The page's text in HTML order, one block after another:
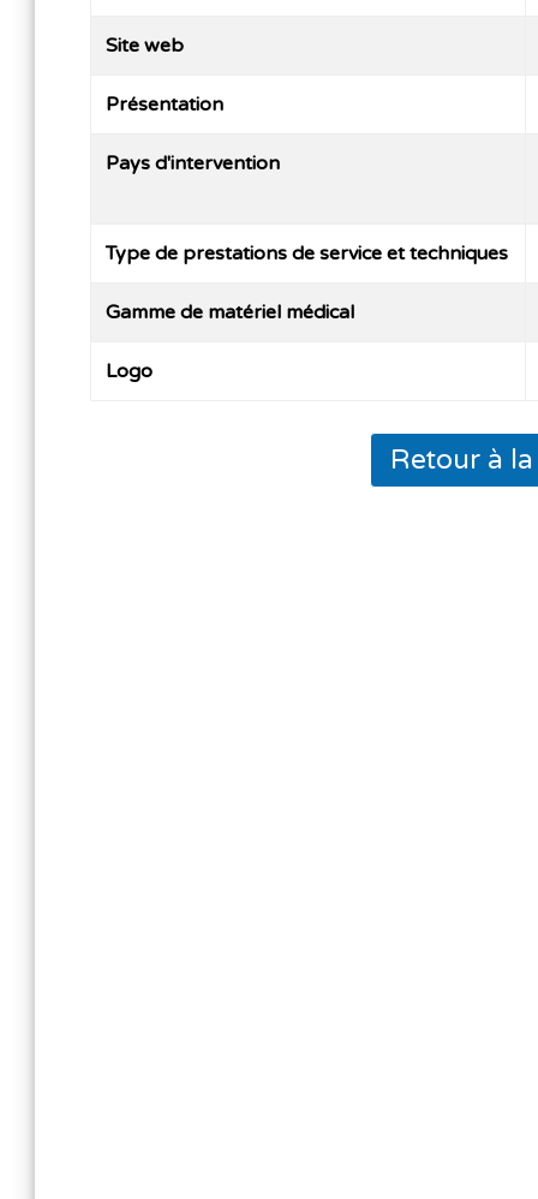
Site web
Présentation
Pays d'intervention
Type de prestations de service et techniques
Gamme de matériel médical
Logo
Retour à